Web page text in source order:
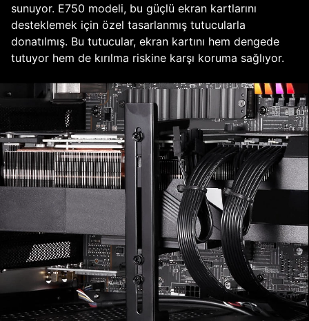
sunuyor. E750 modeli, bu güçlü ekran kartlarını
desteklemek için özel tasarlanmış tutucularla
donatılmış. Bu tutucular, ekran kartını hem dengede
tutuyor hem de kırılma riskine karşı koruma sağlıyor.